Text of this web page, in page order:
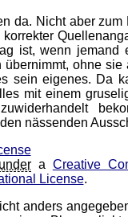
da. Nicht aber
ist, wenn jemand
ohne
sein eigenes. Da
mit einem
zuwiderhandelt
nässenden
under a Creative
License.
anders